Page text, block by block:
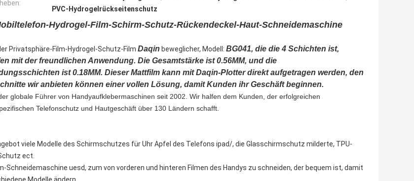
PVC-Hydrogelrückseitenschutz
Hydrogel-Film-Schirm-Schutz-Rückendeckel-Haut-Schneidemaschine
Privatsphäre-Film-Hydrogel-Schutz-Film Daqin beweglicher, Modell: BG041, die die 4 Schichten ist,
mit der freundlichen Anwendung. Die Gesamtstärke ist 0.56MM, und die
ist 0.18MM. Dieser Mattfilm kann mit Daqin-Plotter direkt aufgetragen werden, den
wir anbieten können einer vollen Lösung, damit Kunden ihr Geschäft beginnen.
globale Führer von Handyaufklebermaschinen seit 2002. Wir halfen dem Kunden, der erfolgreichen
Telefonschutz und Hautgeschäft über 130 Ländern schafft.
viele Modelle des Schirmschutzes für Uhr Apfel des Telefons ipad/, die Glasschirmschutz milderte, TPU-
ect.
Schneidemaschine uesd, zum von vorderen und hinteren Filmen des Handys zu schneiden, der bequem ist, damit